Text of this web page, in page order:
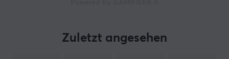
Zuletzt angesehen